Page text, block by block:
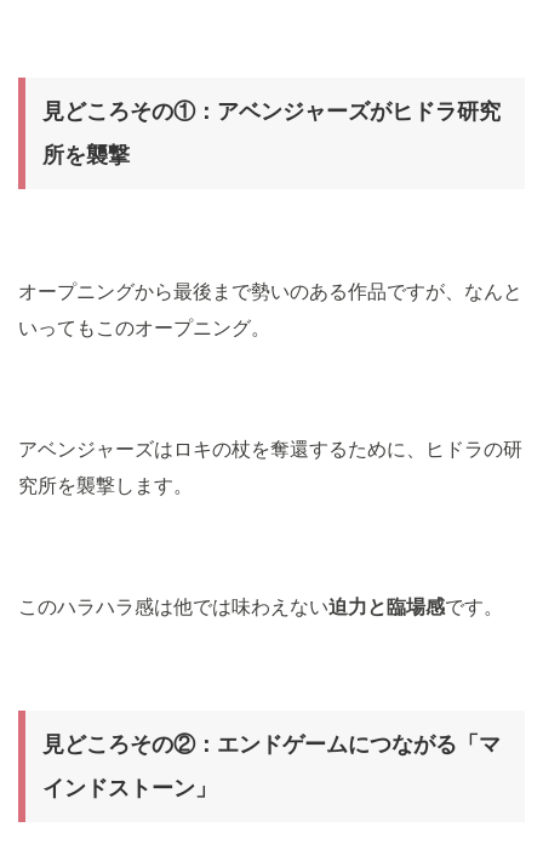
見どころその①： アベンジャーズがヒドラ研究
所を襲撃
オープニングから最後まで勢いのある作品ですが、なんと
いってもこのオープニング。
アベンジャーズはロキの杖を奪還するために、ヒドラの研
究所を襲撃します。
このハラハラ感は他では味わえない迫力と臨場感です。
見どころその②： エンドゲームにつながる「マ
インドストーン」